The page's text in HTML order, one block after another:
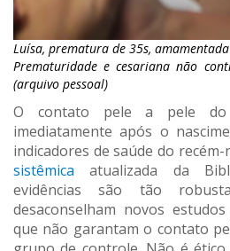
Luísa, prematura de 35s,
Prematuridade e cesariana não
(arquivo pessoal)
O contato pele a pele
imediatamente após o
indicadores de saúde do
sistêmica atualizada da
evidências são tão
desaconselham novos
que não garantam o contato